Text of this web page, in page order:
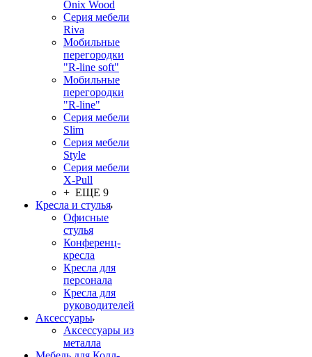
Onix Wood
Серия мебели
Riva
Мобильные
перегородки
"R-line soft"
Мобильные
перегородки
"R-line"
Серия мебели
Slim
Серия мебели
Style
Серия мебели
X-Pull
+ ЕЩЕ 9
Кресла и стулья
Офисные
стулья
Конференц-
кресла
Кресла для
персонала
Кресла для
руководителей
Аксессуары
Аксессуары из
металла